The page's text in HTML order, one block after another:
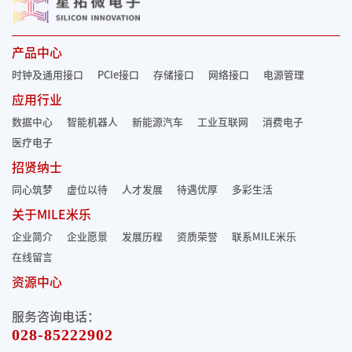
产品中心
时钟及通用接口 PCIe接口 存储接口 网络接口 电源管理
应用行业
数据中心 智能机器人 新能源汽车 工业互联网
消费电子
医疗电子
招贤纳士
同心筑梦 虚位以待 人才发展 待遇优厚 多彩生活
关于MILE米乐
企业简介 企业愿景 发展历程 资质荣誉
联系MILE米乐
在线留言
资源中心
服务咨询电话：
028-85222902